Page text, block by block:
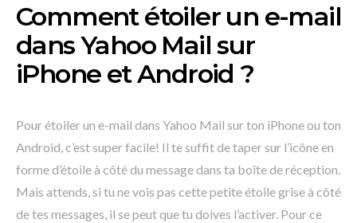
Comment étoiler un e-mail
dans Yahoo Mail sur
iPhone et Android ?
Pour étoiler un e-mail dans Yahoo Mail sur ton iPhone ou ton
Android, c’est super facile! Il te suffit de taper sur l’icône en
forme d’étoile à côté du message dans ta boîte de réception.
Mais attends, si tu ne vois pas cette petite étoile grise à côté
de tes messages, il se peut que tu doives l’activer. Pour ce